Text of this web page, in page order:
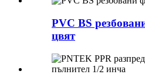
PVC BS
цвят